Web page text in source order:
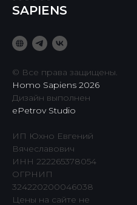
SAPIENS
© Все права защищены.
Homo Sapiens 2026
Дизайн выполнен
ePetrov Studio
ИП Юхно Евгений
Вячеславович
ИНН 222265378054
ОГРНИП
324220200046038
Цены на сайте не